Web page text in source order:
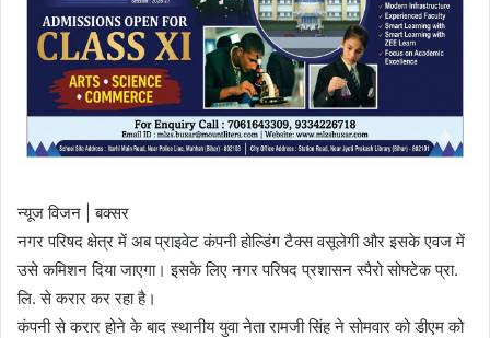
न्यूज विजन | बक्सर
नगर परिषद क्षेत्र में अब प्राइवेट कंपनी होल्डिंग टैक्स वसूलेगी और इसके एवज में
उसे कमिशन दिया जाएगा। इसके लिए नगर परिषद प्रशासन स्पैरो सोफ्टेक प्रा.
लि. से करार कर रहा है।
कंपनी से करार होने के बाद स्थानीय युवा नेता रामजी सिंह ने सोमवार को डीएम को